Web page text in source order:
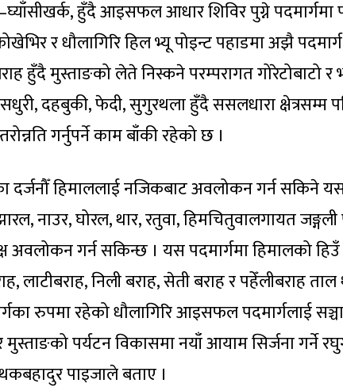
हुँदै आइसफल आधार शिविर पुग्ने पदमार्गमा
र धौलागिरि हिल भ्यू पोइन्ट पहाडमा अझै
हुँदै मुस्ताङको लेते निस्कने परम्परागत गोरेटोबाटो
दहबुकी, फेदी, सुगुरथला हुँदै ससलधारा क्षेत्रसम्म
गर्नुपर्ने काम बाँकी रहेको छ ।
दर्जनौँ हिमाललाई नजिकबाट अवलोकन गर्न सकिने
नाउर, घोरल, थार, रतुवा, हिमचितुवालगायत जङ्गली
अवलोकन गर्न सकिन्छ । यस पदमार्गमा हिमालको
निली बराह, सेती बराह र पहेँलीबराह
रुपमा रहेको धौलागिरि आइसफल पदमार्गलाई
पर्यटन विकासमा नयाँ आयाम सिर्जना गर्ने
पाइजाले बताए ।